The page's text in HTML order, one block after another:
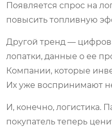
Появляется спрос на
повысить топливную
Другой тренд —
лопатки, данные о ее
Компании, которые
Их уже воспринимают
И, конечно, логистика.
покупатель теперь